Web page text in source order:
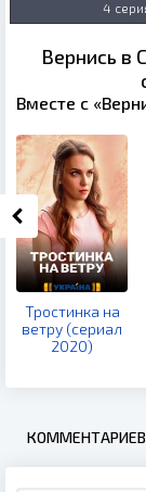
4
Вернись в
Вместе с
Тростинка на
ветру (сериал
2020)
КОММЕНТАРИЕВ